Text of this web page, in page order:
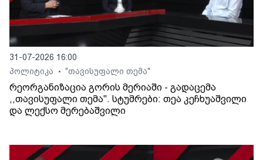
31-07-2026 16:00
პოლიტიკა
• "თავისუფალი თემა"
რეორგანიზაცია გორის მერიაში - გადაცემა
,,თავისუფალი თემა". სტუმრები: თეა კეჩხუაშვილი
და ლექსო მერებაშვილი